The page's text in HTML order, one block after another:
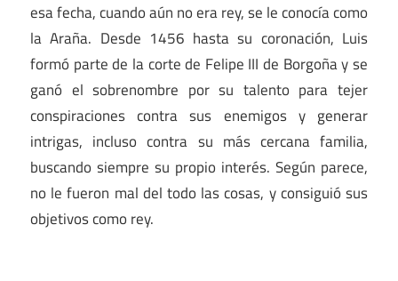
esa fecha, cuando aún no era rey, se le conocía como
la Araña. Desde 1456 hasta su coronación, Luis
formó parte de la corte de Felipe III de Borgoña y se
ganó el sobrenombre por su talento para tejer
conspiraciones contra sus enemigos y generar
intrigas, incluso contra su más cercana familia,
buscando siempre su propio interés. Según parece,
no le fueron mal del todo las cosas, y consiguió sus
objetivos como rey.